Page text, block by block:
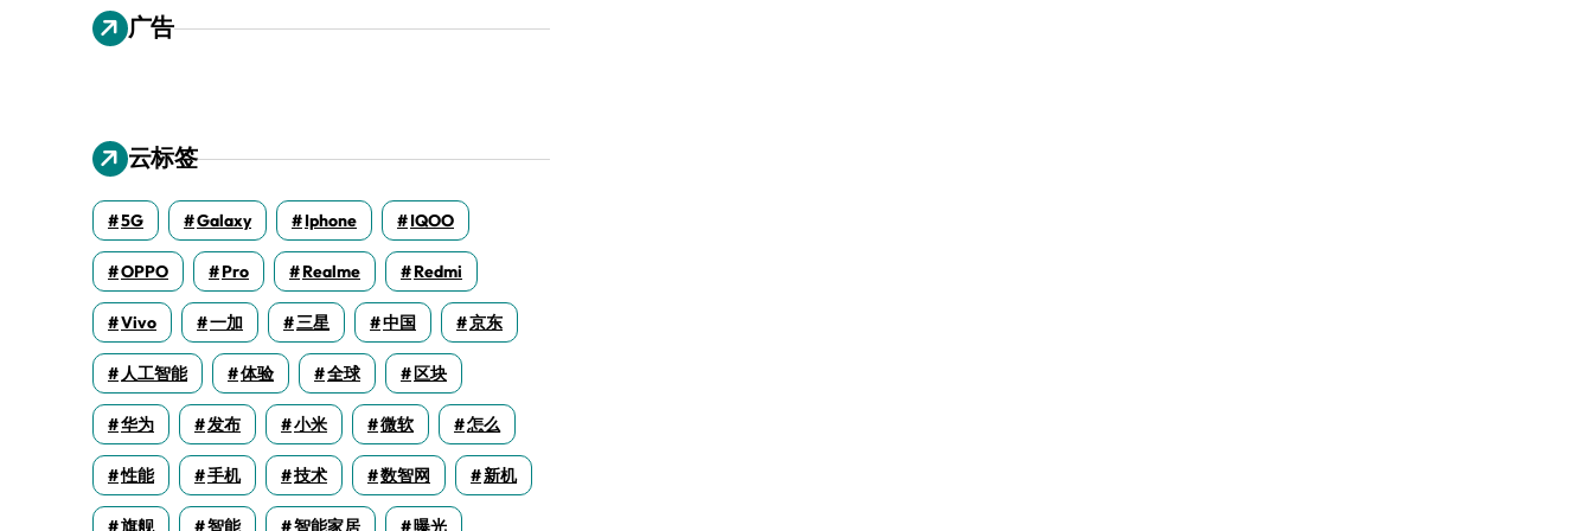
广告
云标签
5G Galaxy Iphone IQOO
OPPO Pro Realme Redmi
Vivo 一加 三星 中国 京东
人工智能 体验 全球 区块
华为 发布 小米 微软 怎么
性能 手机 技术 数智网 新机
旗舰 智能 智能家居 曝光